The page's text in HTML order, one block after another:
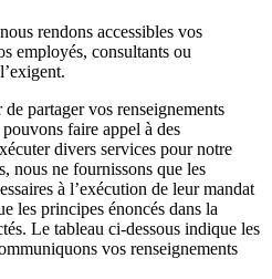
rendons accessibles vos
employés, consultants ou
partager vos renseignements
faire appel à des
divers services pour notre
nous ne fournissons que les
à l’exécution de leur mandat
les principes énoncés dans la
Le tableau ci-dessous indique les
vos renseignements